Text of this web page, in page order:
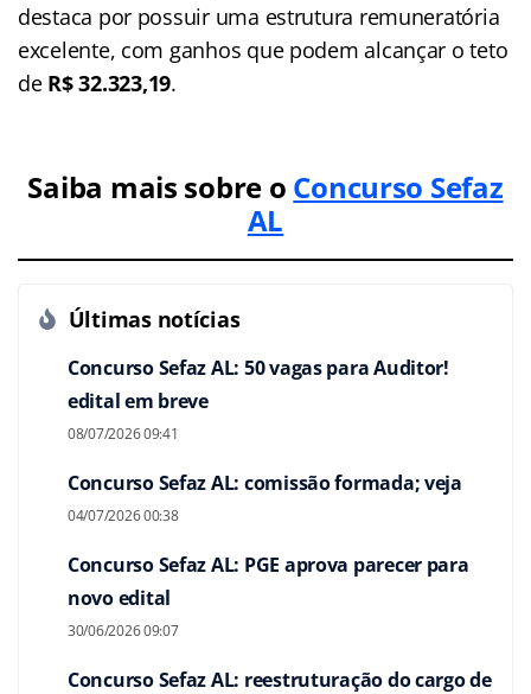
destaca por possuir uma estrutura remuneratória
excelente, com ganhos que podem alcançar o teto
de R$ 32.323,19.
Saiba mais sobre o Concurso Sefaz
AL
Últimas notícias
Concurso Sefaz AL: 50 vagas para Auditor!
edital em breve
08/07/2026 09:41
Concurso Sefaz AL: comissão formada; veja
04/07/2026 00:38
Concurso Sefaz AL: PGE aprova parecer para
novo edital
30/06/2026 09:07
Concurso Sefaz AL: reestruturação do cargo de